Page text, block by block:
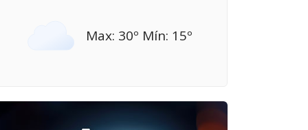
Max: 30º Mín: 15º